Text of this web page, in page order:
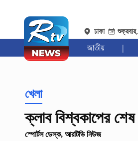
ঢাকা
জাতীয় |
খেলা
ক্লাব বিশ্বকাপের শেষ
স্পোর্টস ডেস্ক, আরটিভি নিউজ